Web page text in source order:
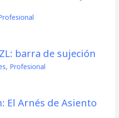
barra de sujeción
, Profesional
El Arnés de Asiento